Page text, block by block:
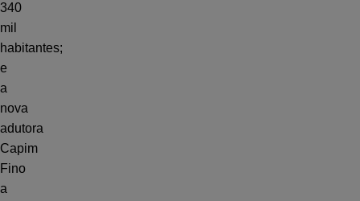
340
mil
habitantes;
e
a
nova
adutora
Capim
Fino
a